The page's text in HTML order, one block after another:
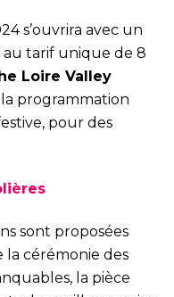
s’ouvrira avec un
tarif unique de 8
Loire Valley
programmation
pour des
sont proposées
la cérémonie des
la pièce